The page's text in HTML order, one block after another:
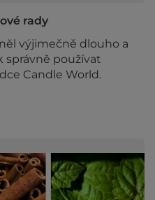
rady
výjimečně dlouho a
správně používat
Candle World.